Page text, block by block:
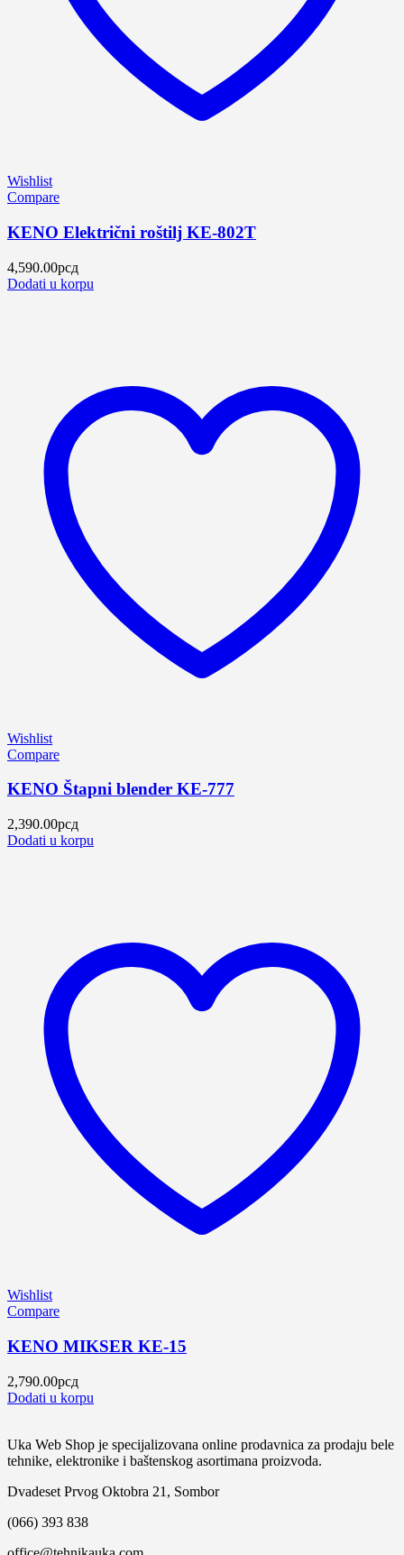
Wishlist
Compare
KENO Električni roštilj KE-802T
4,590.00рсд
Dodati u korpu
Wishlist
Compare
KENO Štapni blender KE-777
2,390.00рсд
Dodati u korpu
Wishlist
Compare
KENO MIKSER KE-15
2,790.00рсд
Dodati u korpu
Uka Web Shop je specijalizovana online prodavnica za prodaju bele
tehnike, elektronike i baštenskog asortimana proizvoda.
Dvadeset Prvog Oktobra 21, Sombor
(066) 393 838